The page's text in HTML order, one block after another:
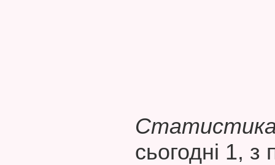
Статистика
сьогодні 1, з